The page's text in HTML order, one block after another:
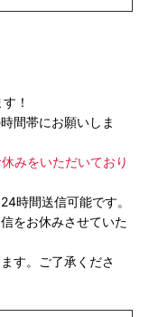
！
間帯にお願いしま
みをいただいており
時間送信可能です。
をお休みさせていた
す。ご了承くださ